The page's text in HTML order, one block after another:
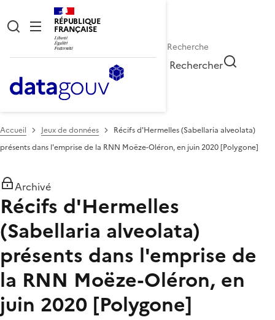
RÉPUBLIQUE
FRANÇAISE
Rechercher
Accueil Jeux de données
Récifs d'Hermelles (Sabellaria alveolata)
présents dans l'emprise de la RNN Moëze-Oléron, en juin 2020 [Polygone]
Archivé
Récifs d'Hermelles
(Sabellaria alveolata)
présents dans l'emprise de
la RNN Moëze-Oléron, en
juin 2020 [Polygone]